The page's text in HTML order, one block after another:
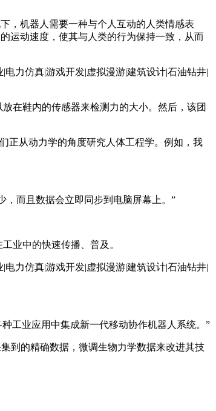
，机器人需要一种与个人互动的人类情感表
运动速度，使其与人类的行为保持一致，从而
在鞋内的传感器来检测力的大小。然后，该团
正从动力学的角度研究人体工程学。例如，我
，而且数据会立即同步到电脑屏幕上。”
业中的快速传播、普及。
工业应用中集成新一代移动协作机器人系统。”
到的精确数据，微调生物力学数据来改进其技